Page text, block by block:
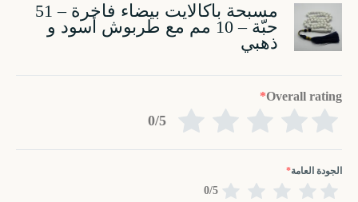
مسبحة باكالايت بيضاء فاخرة – 51
حبّة – 10 مم مع طربوش أسود و
ذهبي
Overall rating
*
0/5
الجودة العامة*
0/5